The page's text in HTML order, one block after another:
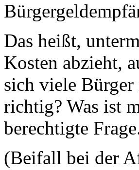
Das heißt,
Kosten abzieht,
sich viele Bürger
richtig? Was ist
berechtigte
(Beifall bei der